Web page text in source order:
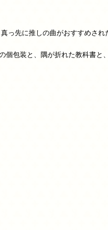
っ先に推しの曲がおすすめされ
包装と、隅が折れた教科書と